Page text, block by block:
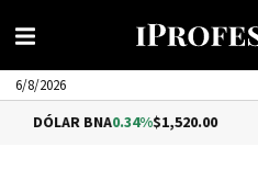
6/8/2026
BNA0.34% $1,520.00